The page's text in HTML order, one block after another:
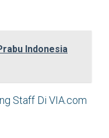
Indonesia
Staff Di VIA.com